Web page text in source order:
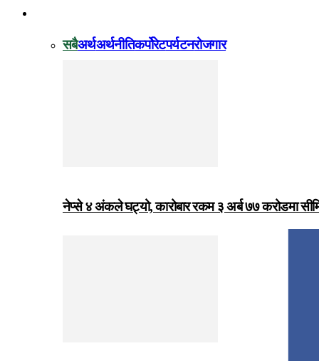
सबैअर्थअर्थनीतिकर्पोरेटपर्यटनरोजगार
नेप्से ४ अंकले घट्यो, कारोबार रकम ३ अर्ब ७७ करोडमा